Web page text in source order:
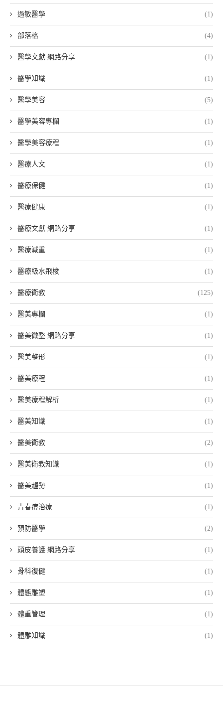
過敏醫學 (1)
部落格 (4)
醫學文獻 網路分享 (1)
醫學知識 (1)
醫學美容 (5)
醫學美容專欄 (1)
醫學美容療程 (1)
醫療人文 (1)
醫療保健 (1)
醫療健康 (1)
醫療文獻 網路分享 (1)
醫療減重 (1)
醫療級水飛梭 (1)
醫療衛教 (125)
醫美專欄 (1)
醫美微整 網路分享 (1)
醫美整形 (1)
醫美療程 (1)
醫美療程解析 (1)
醫美知識 (1)
醫美衛教 (2)
醫美衛教知識 (1)
醫美趨勢 (1)
青春痘治療 (1)
預防醫學 (2)
頭皮養護 網路分享 (1)
骨科復健 (1)
體態雕塑 (1)
體重管理 (1)
體雕知識 (1)